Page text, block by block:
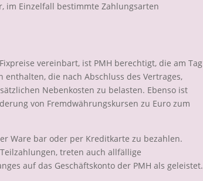
im Einzelfall bestimmte Zahlungsarten
vereinbart, ist PMH berechtigt, die am Tag
die nach Abschluss des Vertrages,
Nebenkosten zu belasten. Ebenso ist
von Fremdwährungskursen zu Euro zum
Ware bar oder per Kreditkarte zu bezahlen.
treten auch allfällige
auf das Geschäftskonto der PMH als geleistet.